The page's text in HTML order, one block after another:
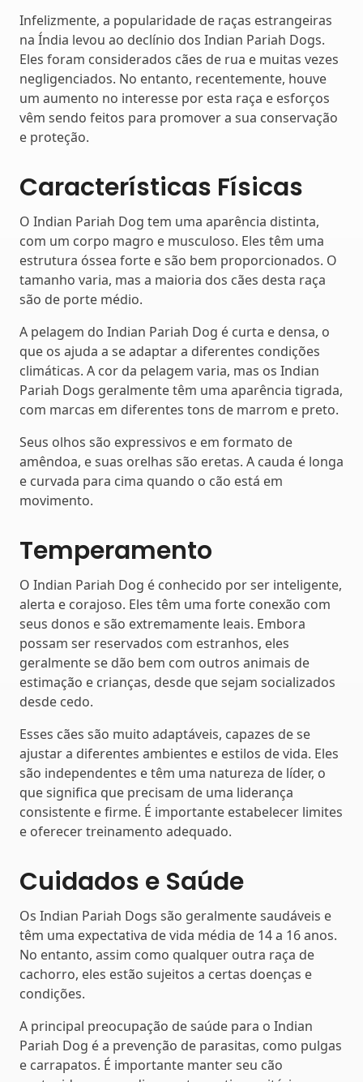
Infelizmente, a popularidade de raças estrangeiras
na Índia levou ao declínio dos Indian Pariah Dogs.
Eles foram considerados cães de rua e muitas vezes
negligenciados. No entanto, recentemente, houve
um aumento no interesse por esta raça e esforços
vêm sendo feitos para promover a sua conservação
e proteção.
Características Físicas
O Indian Pariah Dog tem uma aparência distinta,
com um corpo magro e musculoso. Eles têm uma
estrutura óssea forte e são bem proporcionados. O
tamanho varia, mas a maioria dos cães desta raça
são de porte médio.
A pelagem do Indian Pariah Dog é curta e densa, o
que os ajuda a se adaptar a diferentes condições
climáticas. A cor da pelagem varia, mas os Indian
Pariah Dogs geralmente têm uma aparência tigrada,
com marcas em diferentes tons de marrom e preto.
Seus olhos são expressivos e em formato de
amêndoa, e suas orelhas são eretas. A cauda é longa
e curvada para cima quando o cão está em
movimento.
Temperamento
O Indian Pariah Dog é conhecido por ser inteligente,
alerta e corajoso. Eles têm uma forte conexão com
seus donos e são extremamente leais. Embora
possam ser reservados com estranhos, eles
geralmente se dão bem com outros animais de
estimação e crianças, desde que sejam socializados
desde cedo.
Esses cães são muito adaptáveis, capazes de se
ajustar a diferentes ambientes e estilos de vida. Eles
são independentes e têm uma natureza de líder, o
que significa que precisam de uma liderança
consistente e firme. É importante estabelecer limites
e oferecer treinamento adequado.
Cuidados e Saúde
Os Indian Pariah Dogs são geralmente saudáveis e
têm uma expectativa de vida média de 14 a 16 anos.
No entanto, assim como qualquer outra raça de
cachorro, eles estão sujeitos a certas doenças e
condições.
A principal preocupação de saúde para o Indian
Pariah Dog é a prevenção de parasitas, como pulgas
e carrapatos. É importante manter seu cão